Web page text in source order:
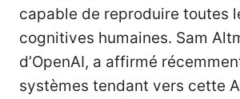
capable de reproduire toutes
cognitives humaines. Sam
d’OpenAI, a affirmé
systèmes tendant vers cette